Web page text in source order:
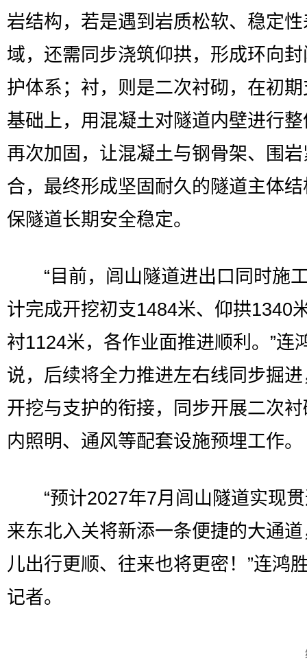
岩结构，若是遇到岩质松软、稳定
域，还需同步浇筑仰拱，形成环向
护体系；衬，则是二次衬砌，在初
基础上，用混凝土对隧道内壁进行
再次加固，让混凝土与钢骨架、围
合，最终形成坚固耐久的隧道主体
保隧道长期安全稳定。
“目前，闾山隧道进出口同时施
计完成开挖初支1484米、仰拱1340
衬1124米，各作业面推进顺利。”连
说，后续将全力推进左右线同步掘
开挖与支护的衔接，同步开展二次
内照明、通风等配套设施预埋工作。
“预计2027年7月闾山隧道实现贯
来东北入关将新添一条便捷的大通
儿出行更顺、往来也将更密！”连鸿
记者。